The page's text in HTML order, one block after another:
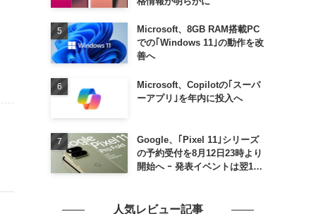
Microsoft、8GB RAM搭載PC
での｢Windows 11｣の動作を改
善へ
Microsoft、Copilotの｢スーパ
ーアプリ｣を年内に投入へ
Google、｢Pixel 11｣シリーズ
の予約受付を8月12日23時より
開始へ ｰ 発表イベントは翌13
人気レビュー記事